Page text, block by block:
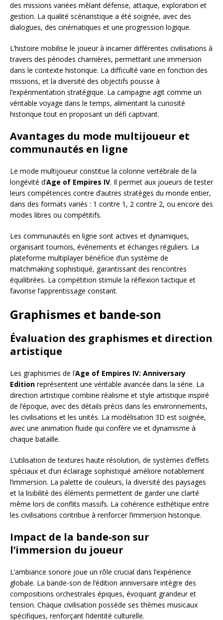
des missions variées mêlant défense, attaque, exploration et
gestion. La qualité scénaristique a été soignée, avec des
dialogues, des cinématiques et une progression logique.
L’histoire mobilise le joueur à incarner différentes civilisations à
travers des périodes charnières, permettant une immersion
dans le contexte historique. La difficulté varie en fonction des
missions, et la diversité des objectifs pousse à
l’expérimentation stratégique. La campagne agit comme un
véritable voyage dans le temps, alimentant la curiosité
historique tout en proposant un défi captivant.
Avantages du mode multijoueur et
communautés en ligne
Le mode multijoueur constitue la colonne vertébrale de la
longévité d’Age of Empires IV. Il permet aux joueurs de tester
leurs compétences contre d’autres stratèges du monde entier,
dans des formats variés : 1 contre 1, 2 contre 2, ou encore des
modes libres ou compétitifs.
Les communautés en ligne sont actives et dynamiques,
organisant tournois, événements et échanges réguliers. La
plateforme multiplayer bénéficie d’un système de
matchmaking sophistiqué, garantissant des rencontres
équilibrées. La compétition stimule la réflexion tactique et
favorise l’apprentissage constant.
Graphismes et bande-son
Évaluation des graphismes et direction
artistique
Les graphismes de l’Age of Empires IV: Anniversary
Edition représentent une véritable avancée dans la série. La
direction artistique combine réalisme et style artistique inspiré
de l’époque, avec des détails précis dans les environnements,
les civilisations et les unités. La modélisation 3D est soignée,
avec une animation fluide qui confère vie et dynamisme à
chaque bataille.
L’utilisation de textures haute résolution, de systèmes d’effets
spéciaux et d’un éclairage sophistiqué améliore notablement
l’immersion. La palette de couleurs, la diversité des paysages
et la lisibilité des éléments permettent de garder une clarté
même lors de conflits massifs. La cohérence esthétique entre
les civilisations contribue à renforcer l’immersion historique.
Impact de la bande-son sur
l’immersion du joueur
L’ambiance sonore joue un rôle crucial dans l’expérience
globale. La bande-son de l’édition anniversaire intègre des
compositions orchestrales épiques, évoquant grandeur et
tension. Chaque civilisation possède ses thèmes musicaux
spécifiques, renforçant l’identité culturelle.